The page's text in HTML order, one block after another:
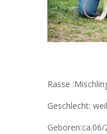
Rasse
Geschlecht:
Geboren:ca.06/